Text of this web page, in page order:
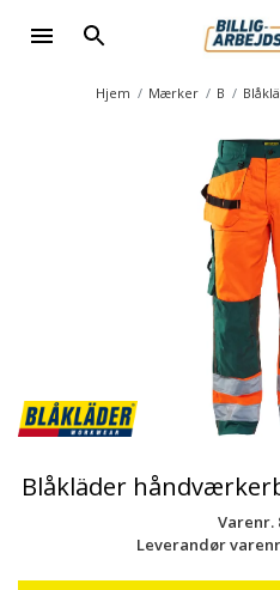
Hjem Mærker B
Blåkläder
Varenr.
Leverandør